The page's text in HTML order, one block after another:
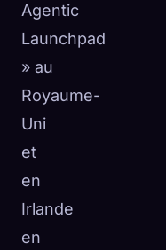
Agentic
Launchpad
» au
Royaume-
Uni
et
en
Irlande
en